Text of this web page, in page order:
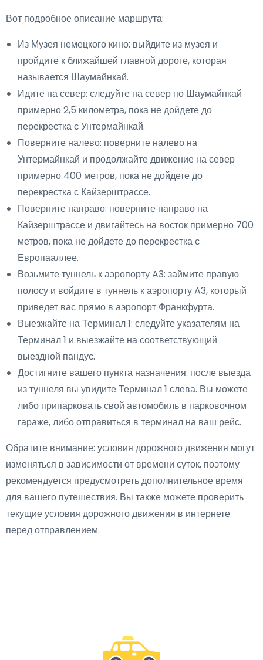
Вот подробное описание маршрута:
Из Музея немецкого кино: выйдите из музея и
пройдите к ближайшей главной дороге, которая
называется Шаумайнкай.
Идите на север: следуйте на север по Шаумайнкай
примерно 2,5 километра, пока не дойдете до
перекрестка с Унтермайнкай.
Поверните налево: поверните налево на
Унтермайнкай и продолжайте движение на север
примерно 400 метров, пока не дойдете до
перекрестка с Кайзерштрассе.
Поверните направо: поверните направо на
Кайзерштрассе и двигайтесь на восток примерно 700
метров, пока не дойдете до перекрестка с
Европааллее.
Возьмите туннель к аэропорту A3: займите правую
полосу и войдите в туннель к аэропорту A3, который
приведет вас прямо в аэропорт Франкфурта.
Выезжайте на Терминал 1: следуйте указателям на
Терминал 1 и выезжайте на соответствующий
выездной пандус.
Достигните вашего пункта назначения: после выезда
из туннеля вы увидите Терминал 1 слева. Вы можете
либо припарковать свой автомобиль в парковочном
гараже, либо отправиться в терминал на ваш рейс.
Обратите внимание: условия дорожного движения могут
изменяться в зависимости от времени суток, поэтому
рекомендуется предусмотреть дополнительное время
для вашего путешествия. Вы также можете проверить
текущие условия дорожного движения в интернете
перед отправлением.